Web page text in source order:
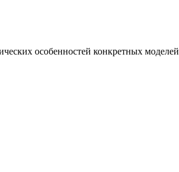
особенностей конкретных моделей